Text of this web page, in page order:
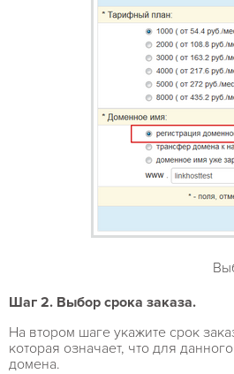
Шаг 2. Выбор срока заказа.
На втором шаге укажите срок
которая означает, что для
домена.